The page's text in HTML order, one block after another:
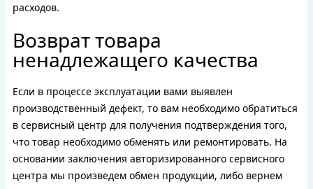
расходов.
Возврат товара
ненадлежащего качества
Если в процессе эксплуатации вами выявлен
производственный дефект, то вам необходимо обратиться
в сервисный центр для получения подтверждения того,
что товар необходимо обменять или ремонтировать. На
основании заключения авторизированного сервисного
центра мы произведем обмен продукции, либо вернем